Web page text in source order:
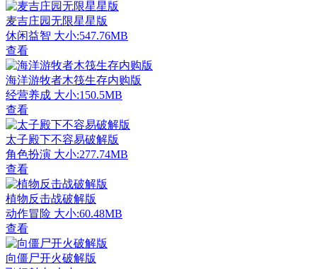
麦吉庄园无限星星版
休闲益智 大小:547.76MB
查看
海洋游牧者木筏生存内购版
经营养成 大小:150.5MB
查看
太子殿下不容易破解版
角色扮演 大小:277.74MB
查看
植物反击战破解版
动作冒险 大小:60.48MB
查看
向僵尸开火破解版